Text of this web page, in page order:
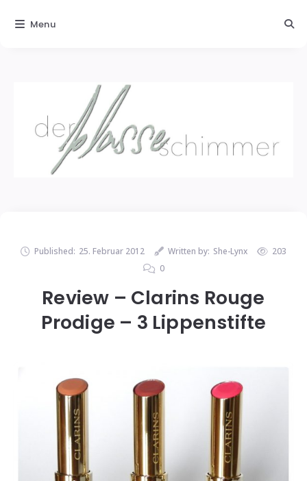
Published: 25. Februar 2012 Written by: She-Lynx
203
0
Review – Clarins Rouge
Prodige – 3 Lippenstifte
Menu